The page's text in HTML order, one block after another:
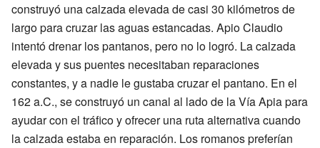
construyó una calzada elevada de casi 30 kilómetros de
largo para cruzar las aguas estancadas. Apio Claudio
intentó drenar los pantanos, pero no lo logró. La calzada
elevada y sus puentes necesitaban reparaciones
constantes, y a nadie le gustaba cruzar el pantano. En el
162 a.C., se construyó un canal al lado de la Vía Apia para
ayudar con el tráfico y ofrecer una ruta alternativa cuando
la calzada estaba en reparación. Los romanos preferían